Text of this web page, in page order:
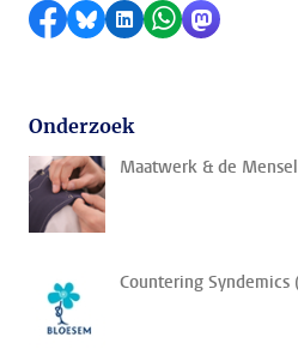
Delen op Facebook
Delen via Bluesky
Delen op LinkedIn
Delen via
Delen via
Onderzoek
Maatwerk & de
Countering Syndemics